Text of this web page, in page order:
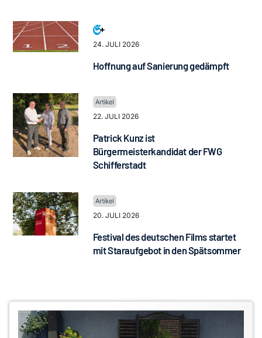
24. JULI 2026
Hoffnung auf Sanierung gedämpft
22. JULI 2026
Patrick Kunz ist
Bürgermeisterkandidat der FWG
Schifferstadt
20. JULI 2026
Festival des deutschen Films startet
mit Staraufgebot in den Spätsommer